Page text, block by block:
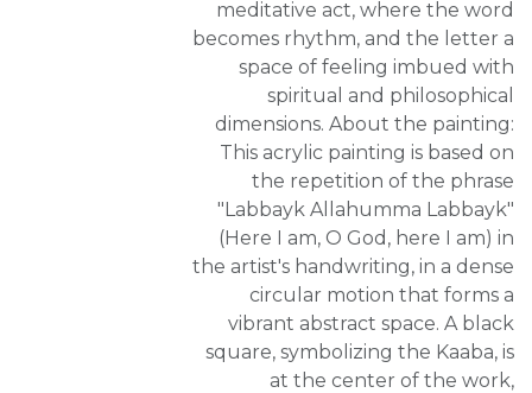
meditative act, where the word
becomes rhythm, and the letter a
space of feeling imbued with
spiritual and philosophical
dimensions. About the painting:
This acrylic painting is based on
the repetition of the phrase
"Labbayk Allahumma Labbayk"
(Here I am, O God, here I am) in
the artist's handwriting, in a dense
circular motion that forms a
vibrant abstract space. A black
square, symbolizing the Kaaba, is
at the center of the work,